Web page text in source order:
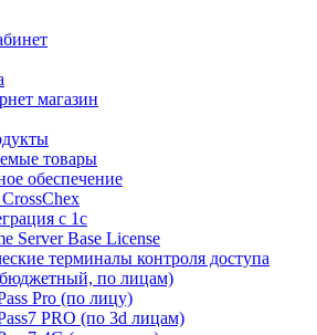
магазин
товары
обеспечение
с 1с
Server Base License
терминалы контроля доступа
по лицам)
Pro (по лицу)
PRO (по 3d лицам)